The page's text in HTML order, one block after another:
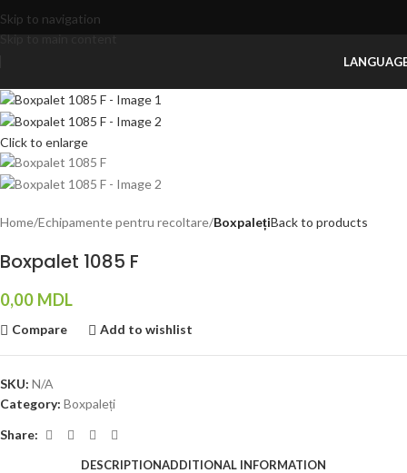
Skip to navigation
Skip to main content
Click to enlarge
Home Echipamente pentru recoltare BoxpalețiBack to products
Boxpalet 1085 F
0,00 MDL
Compare Add to wishlist
SKU: N/A
Category: Boxpaleți
Share:
DESCRIPTIONADDITIONAL INFORMATION